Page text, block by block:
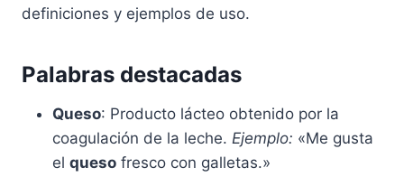
definiciones y ejemplos de uso.
Palabras destacadas
Queso: Producto lácteo obtenido por la
coagulación de la leche. Ejemplo: «Me gusta
el queso fresco con galletas.»